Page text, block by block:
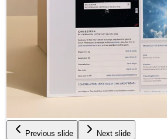
Previous slide Next slide